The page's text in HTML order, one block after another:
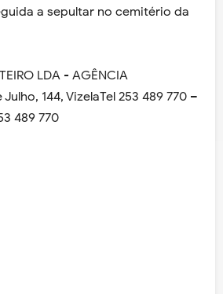
a sepultar no cemitério da
LDA - AGÊNCIA
Julho, 144, VizelaTel 253 489 770 –
489 770